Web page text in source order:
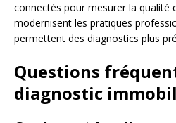
connectés pour mesurer la qualité
modernisent les pratiques
permettent des diagnostics plus
Questions
diagnostic